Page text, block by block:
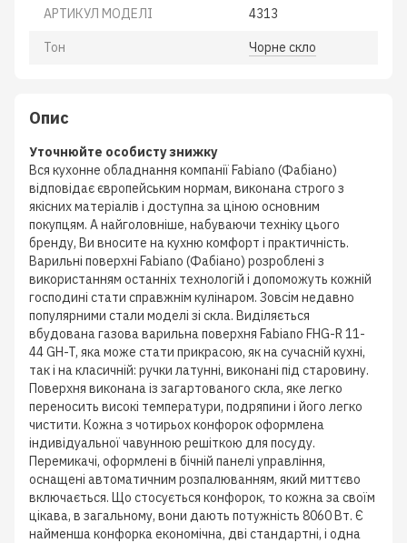
АРТИКУЛ МОДЕЛІ 4313
Тон Чорне скло
Опис
Уточнюйте особисту знижку
Вся кухонне обладнання компанії Fabiano (Фабіано)
відповідає європейським нормам, виконана строго з
якісних матеріалів і доступна за ціною основним
покупцям. А найголовніше, набуваючи техніку цього
бренду, Ви вносите на кухню комфорт і практичність.
Варильні поверхні Fabiano (Фабіано) розроблені з
використанням останніх технологій і допоможуть кожній
господині стати справжнім кулінаром. Зовсім недавно
популярними стали моделі зі скла. Виділяється
вбудована газова варильна поверхня Fabiano FHG-R 11-
44 GH-T, яка може стати прикрасою, як на сучасній кухні,
так і на класичній: ручки латунні, виконані під старовину.
Поверхня виконана із загартованого скла, яке легко
переносить високі температури, подряпини і його легко
чистити. Кожна з чотирьох конфорок оформлена
індивідуальної чавунною решіткою для посуду.
Перемикачі, оформлені в бічній панелі управління,
оснащені автоматичним розпалюванням, який миттєво
включається. Що стосується конфорок, то кожна за своїм
цікава, в загальному, вони дають потужність 8060 Вт. Є
найменша конфорка економічна, дві стандартні, і одна